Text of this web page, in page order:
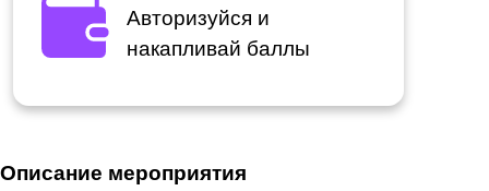
Авторизуйся и
накапливай баллы
Описание мероприятия